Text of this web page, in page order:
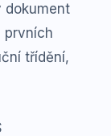
dokument
prvních
třídění,